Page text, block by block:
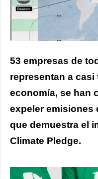
53 empresas de
representan a
economía, se han
expeler emisiones
que demuestra el
Climate Pledge.